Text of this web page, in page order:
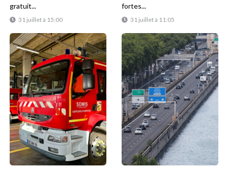
31 juillet à 15:00
gratuit...
31 juillet à 11:05
fortes...